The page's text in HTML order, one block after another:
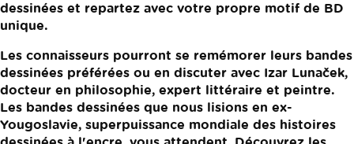
dessinées et repartez avec votre propre motif de BD
unique.
Les connaisseurs pourront se remémorer leurs bandes
dessinées préférées ou en discuter avec Izar Lunaček,
docteur en philosophie, expert littéraire et peintre.
Les bandes dessinées que nous lisions en ex-
Yougoslavie, superpuissance mondiale des histoires